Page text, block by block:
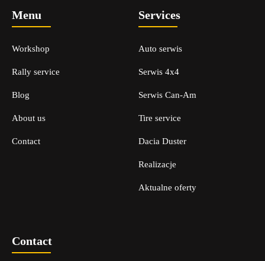
Menu
Workshop
Rally service
Blog
About us
Contact
Services
Auto serwis
Serwis 4x4
Serwis Can-Am
Tire service
Dacia Duster
Realizacje
Aktualne oferty
Contact